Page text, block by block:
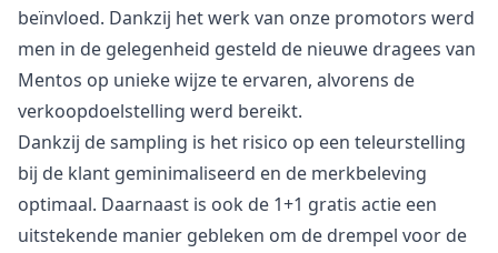
beïnvloed. Dankzij het werk van onze promotors werd
men in de gelegenheid gesteld de nieuwe dragees van
Mentos op unieke wijze te ervaren, alvorens de
verkoopdoelstelling werd bereikt.
Dankzij de sampling is het risico op een teleurstelling
bij de klant geminimaliseerd en de merkbeleving
optimaal. Daarnaast is ook de 1+1 gratis actie een
uitstekende manier gebleken om de drempel voor de